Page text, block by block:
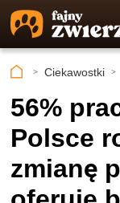
Ciekawostki
56%
Polsce
zmianę